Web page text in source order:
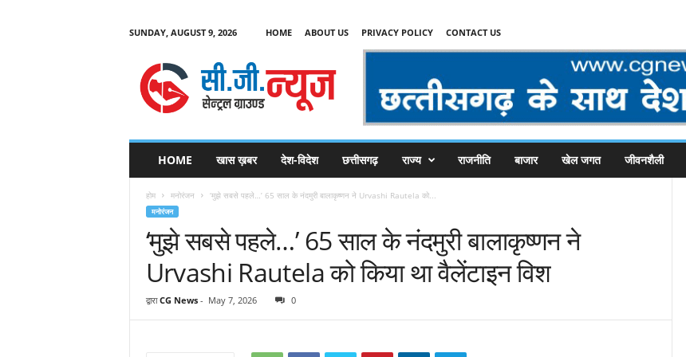
SUNDAY, AUGUST 9, 2026 HOME ABOUT US PRIVACY POLICY CONTACT US
C
HOME खास ख़बर देश-विदेश छत्तीसगढ़ राज्य राजनीति बाजार खेल जगत जीवनशैली
होम मनोरंजन ‘मुझे सबसे पहले…’ 65 साल के नंदमुरी बालाकृष्णन ने Urvashi Rautela को...
मनोरंजन
‘मुझे सबसे पहले…’ 65 साल के नंदमुरी बालाकृष्णन ने
Urvashi Rautela को किया था वैलेंटाइन विश
द्वारा CG News- May 7, 2026 0